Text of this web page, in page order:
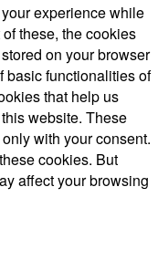
experience while
these, the cookies
on your browser
basic functionalities of
that help us
website. These
with your consent.
cookies. But
affect your browsing